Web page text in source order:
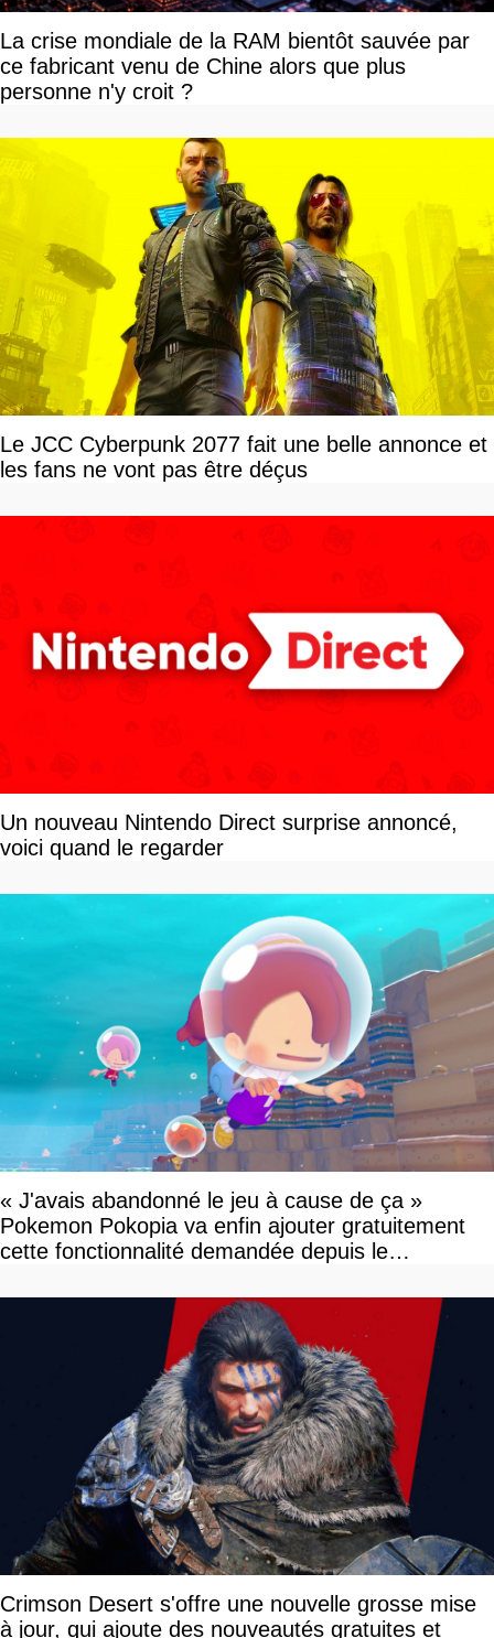
La crise mondiale de la RAM bientôt sauvée par
ce fabricant venu de Chine alors que plus
personne n'y croit ?
Le JCC Cyberpunk 2077 fait une belle annonce et
les fans ne vont pas être déçus
Un nouveau Nintendo Direct surprise annoncé,
voici quand le regarder
« J'avais abandonné le jeu à cause de ça »
Pokemon Pokopia va enfin ajouter gratuitement
cette fonctionnalité demandée depuis le
Crimson Desert s'offre une nouvelle grosse mise
à jour, qui ajoute des nouveautés gratuites et